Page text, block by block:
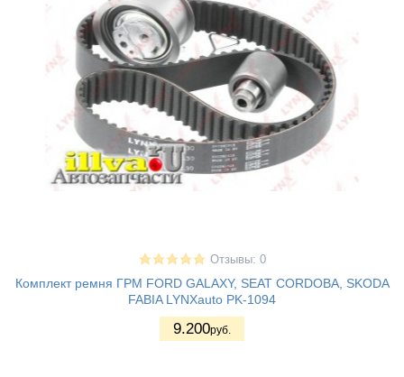
Отзывы: 0
Комплект ремня ГРМ FORD GALAXY, SEAT CORDOBA, SKODA
FABIA LYNXauto PK-1094
9.200руб.